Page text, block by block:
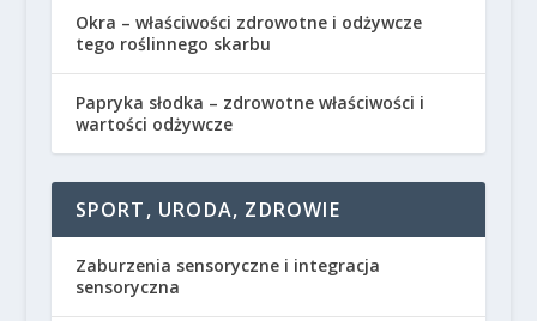
Okra – właściwości zdrowotne i odżywcze
tego roślinnego skarbu
Papryka słodka – zdrowotne właściwości i
wartości odżywcze
SPORT, URODA, ZDROWIE
Zaburzenia sensoryczne i integracja
sensoryczna